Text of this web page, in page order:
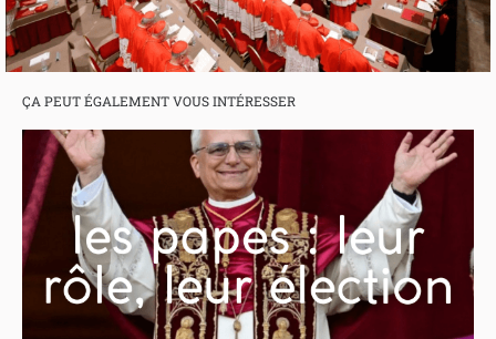
ÇA PEUT ÉGALEMENT VOUS INTÉRESSER